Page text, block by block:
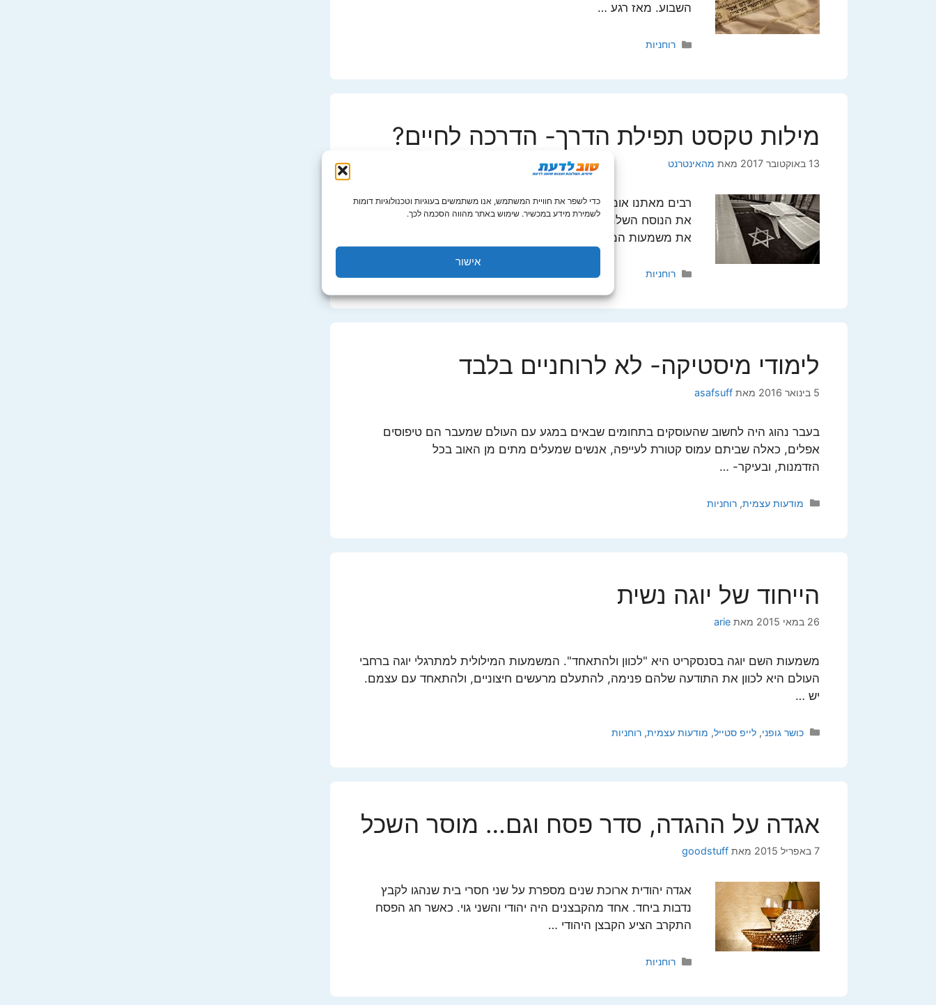
כדי לשפר את חוויית המשתמש, אנו משתמשים בעוגיות וטכנולוגיות דומות
לשמירת מידע במכשיר. שימוש באתר מהווה הסכמה לכך.
אישור
השבוע. מאז רגע …
קטגוריות
רוחניות
מילות טקסט תפילת הדרך- הדרכה לחיים?
13 באוקטובר 2017 מאת מהאינטרנט
רבים מאתנו אומרים את תפילת הדרך לפני הנסיעה (תוכלו למצוא
את הנוסח השלם באתר תפילת הדרך – כניסה לאתר). אנו מכירים
את משמעות המילים לגבי הסכנות …
קטגוריות
רוחניות
לימודי מיסטיקה- לא לרוחניים בלבד
5 בינואר 2016 מאת asafsuff
בעבר נהוג היה לחשוב שהעוסקים בתחומים שבאים במגע עם העולם שמעבר הם טיפוסים
אפלים, כאלה שביתם עמוס קטורת לעייפה, אנשים שמעלים מתים מן האוב בכל
הזדמנות, ובעיקר- …
קטגוריות
מודעות עצמית,רוחניות
הייחוד של יוגה נשית
26 במאי 2015 מאת arie
משמעות השם יוגה בסנסקריט היא "לכוון ולהתאחד". המשמעות המילולית למתרגלי יוגה ברחבי
העולם היא לכוון את התודעה שלהם פנימה, להתעלם מרעשים חיצוניים, ולהתאחד עם עצמם.
יש …
קטגוריות
כושר גופני,לייפ סטייל, מודעות עצמית,רוחניות
אגדה על ההגדה, סדר פסח וגם… מוסר השכל
7 באפריל 2015 מאת goodstuff
אגדה יהודית ארוכת שנים מספרת על שני חסרי בית שנהגו לקבץ
נדבות ביחד. אחד מהקבצנים היה יהודי והשני גוי. כאשר חג הפסח
התקרב הציע הקבצן היהודי …
קטגוריות
רוחניות